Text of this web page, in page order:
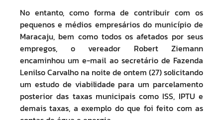
No entanto, como forma de contribuir com os
pequenos e médios empresários do município de
Maracaju, bem como todos os afetados por seus
empregos, o vereador Robert Ziemann
encaminhou um e-mail ao secretário de Fazenda
Lenilso Carvalho na noite de ontem (27) solicitando
um estudo de viabilidade para um parcelamento
posterior das taxas municipais como ISS, IPTU e
demais taxas, a exemplo do que foi feito com as